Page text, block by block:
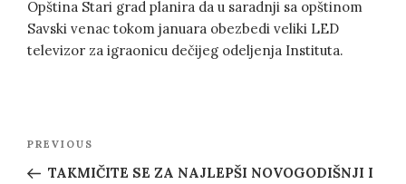
Opština Stari grad planira da u saradnji sa opštinom
Savski venac tokom januara obezbedi veliki LED
televizor za igraonicu dečijeg odeljenja Instituta.
Post
navigation
Previous
Post
PREVIOUS
TAKMIČITE SE ZA NAJLEPŠI NOVOGODIŠNJI I